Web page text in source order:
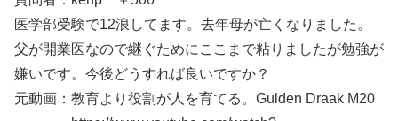
医学部受験で12浪してます。去年母が亡くなりました。
父が開業医なので継ぐためにここまで粘りましたが勉強が
嫌いです。今後どうすれば良いですか？
元動画：教育より役割が人を育てる。Gulden Draak M20